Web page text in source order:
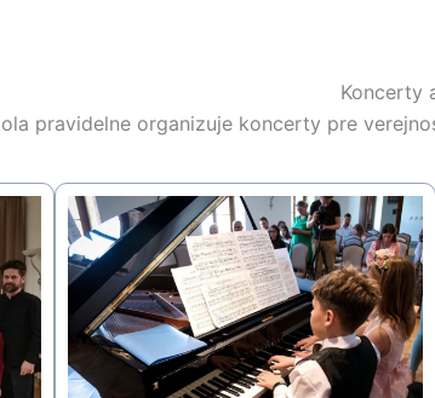
Koncerty
pravidelne organizuje koncerty pre